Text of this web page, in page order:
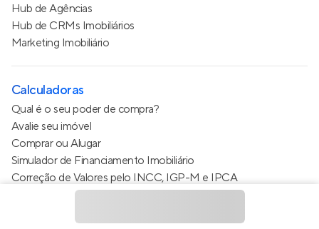
Hub de Agências
Hub de CRMs Imobiliários
Marketing Imobiliário
Calculadoras
Qual é o seu poder de compra?
Avalie seu imóvel
Comprar ou Alugar
Simulador de Financiamento Imobiliário
Correção de Valores pelo INCC, IGP-M e IPCA
Estimativa de valor do condomínio